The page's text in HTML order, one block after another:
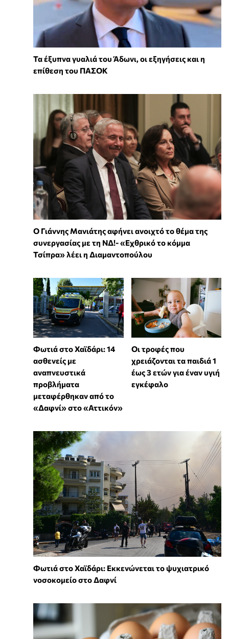
Τα έξυπνα γυαλιά του Άδωνι, οι εξηγήσεις και η
επίθεση του ΠΑΣΟΚ
Ο Γιάννης Μανιάτης αφήνει ανοιχτό το θέμα της
συνεργασίας με τη ΝΔ!- «Εχθρικό το κόμμα
Τσίπρα» λέει η Διαμαντοπούλου
Φωτιά στο Χαϊδάρι: 14
ασθενείς με
αναπνευστικά
προβλήματα
μεταφέρθηκαν από το
«Δαφνί» στο «Αττικόν»
Οι τροφές που
χρειάζονται τα παιδιά 1
έως 3 ετών για έναν υγιή
εγκέφαλο
Φωτιά στο Χαϊδάρι: Εκκενώνεται το ψυχιατρικό
νοσοκομείο στο Δαφνί